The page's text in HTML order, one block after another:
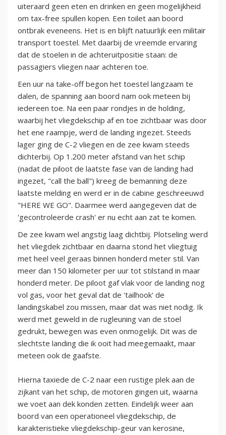
uiteraard geen eten en drinken en geen mogelijkheid
om tax-free spullen kopen. Een toilet aan boord
ontbrak eveneens. Het is en blijft natuurlijk een militair
transport toestel. Met daarbij de vreemde ervaring
dat de stoelen in de achteruitpositie staan: de
passagiers vliegen naar achteren toe.
Een uur na take-off begon het toestel langzaam te
dalen, de spanning aan boord nam ook meteen bij
iedereen toe. Na een paar rondjes in de holding,
waarbij het vliegdekschip af en toe zichtbaar was door
het ene raampje, werd de landing ingezet. Steeds
lager ging de C-2 vliegen en de zee kwam steeds
dichterbij. Op 1.200 meter afstand van het schip
(nadat de piloot de laatste fase van de landing had
ingezet, "call the ball") kreeg de bemanning deze
laatste melding en werd er in de cabine geschreeuwd
"HERE WE GO". Daarmee werd aangegeven dat de
'gecontroleerde crash' er nu echt aan zat te komen.
De zee kwam wel angstig laag dichtbij. Plotseling werd
het vliegdek zichtbaar en daarna stond het vliegtuig
met heel veel geraas binnen honderd meter stil. Van
meer dan 150 kilometer per uur tot stilstand in maar
honderd meter. De piloot gaf vlak voor de landing nog
vol gas, voor het geval dat de 'tailhook' de
landingskabel zou missen, maar dat was niet nodig. Ik
werd met geweld in de rugleuning van de stoel
gedrukt, bewegen was even onmogelijk. Dit was de
slechtste landing die ik ooit had meegemaakt, maar
meteen ook de gaafste.
Hierna taxiede de C-2 naar een rustige plek aan de
zijkant van het schip, de motoren gingen uit, waarna
we voet aan dek konden zetten. Eindelijk weer aan
boord van een operationeel vliegdekschip, de
karakteristieke vliegdekschip-geur van kerosine,